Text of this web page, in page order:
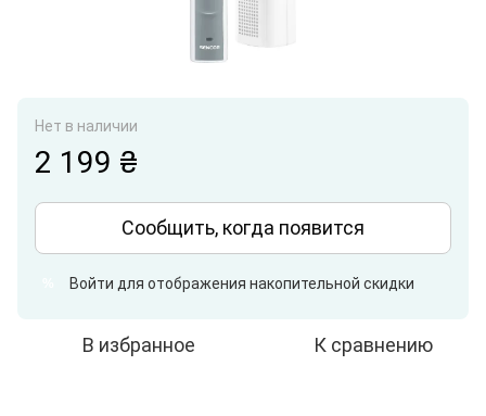
Нет в наличии
2 199 ₴
Сообщить, когда появится
Войти для отображения накопительной скидки
В избранное К сравнению